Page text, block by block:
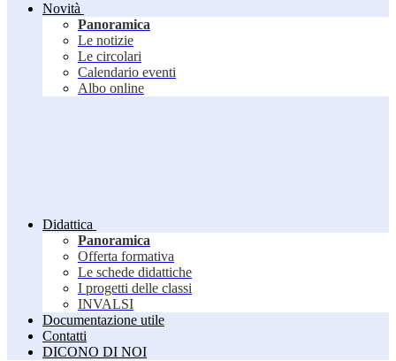
Novità
Panoramica
Le notizie
Le circolari
Calendario eventi
Albo online
Didattica
Panoramica
Offerta formativa
Le schede didattiche
I progetti delle classi
INVALSI
Documentazione utile
Contatti
DICONO DI NOI